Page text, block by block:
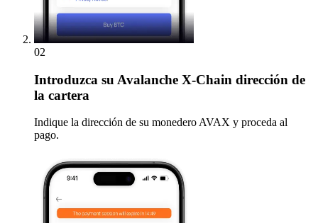
02
Introduzca su Avalanche X-Chain dirección de
la cartera
Indique la dirección de su monedero AVAX y proceda al
pago.